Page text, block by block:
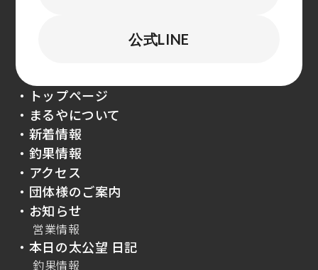
公式LINE
・トップページ
・まるやについて
・新着情報
・釣果情報
・アクセス
・団体様のご案内
・お知らせ
営業情報
・本日の太公望 日記
釣果情報